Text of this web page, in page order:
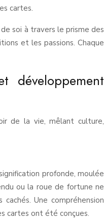
cartes.
soi à travers le prisme des
et les passions. Chaque
de la vie, mêlant culture,
profonde, moulée
ou la roue de fortune ne
Une compréhension
cartes ont été conçues.